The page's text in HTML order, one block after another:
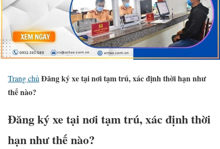
Trang chủ Đăng ký xe tại nơi tạm trú, xác định thời hạn như
thế nào?
Đăng ký xe tại nơi tạm trú, xác định thời
hạn như thế nào?